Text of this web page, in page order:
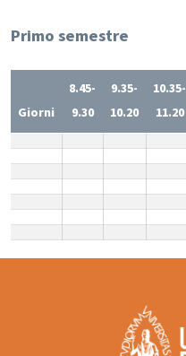
Primo semestre
Giorni
8.45-
9.30
9.35-
10.20
10.35-
11.20